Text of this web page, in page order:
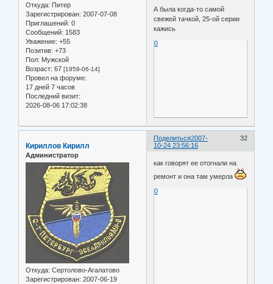
Откуда: Питер
Зарегистрирован: 2007-07-08
Приглашений: 0
Сообщений: 1583
Уважение: +55
Позитив: +73
Пол: Мужской
Возраст: 67 [1959-06-14]
Провел на форуме:
17 дней 7 часов
Последний визит:
2026-08-06 17:02:38
А была когда-то самой
свежей тачкой, 25-ой серии
кажись
0
Поделиться 32
2007-
10-24 23:56:16
Кириллов Кирилл
Администратор
Откуда: Сертолово-Агалатово
Зарегистрирован: 2007-06-19
как говорят ее отогнали на
ремонт и она там умерла
0